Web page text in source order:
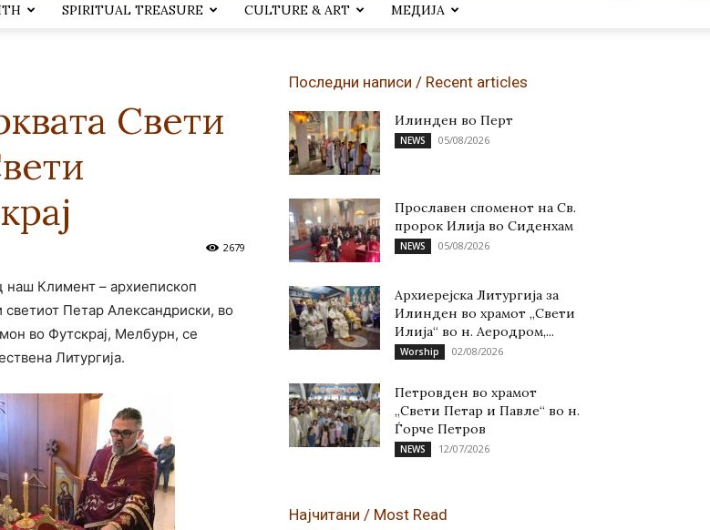
Епархија
SPIRITUAL TREASURE CULTURE & ART МЕДИЈА
Свети
2679
наш Климент – архиепископ
Петар Александриски, во
во Футскрај, Мелбурн, се
Литургија.
Последни написи / Recent articles
Илинден во Перт
NEWS 05/08/2026
Прославен споменот на Св.
пророк Илија во Сиденхам
NEWS 05/08/2026
Архиерејска Литургија за
Илинден во храмот „Свети
Илија“ во н. Аеродром,...
Worship 02/08/2026
Петровден во храмот
„Свети Петар и Павле“ во н.
Ѓорче Петров
NEWS 12/07/2026
Најчитани / Most Read